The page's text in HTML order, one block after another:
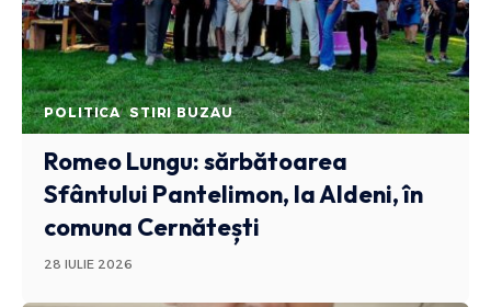
POLITICA STIRI BUZAU
Romeo Lungu: sărbătoarea
Sfântului Pantelimon, la Aldeni, în
comuna Cernătești
28 IULIE 2026